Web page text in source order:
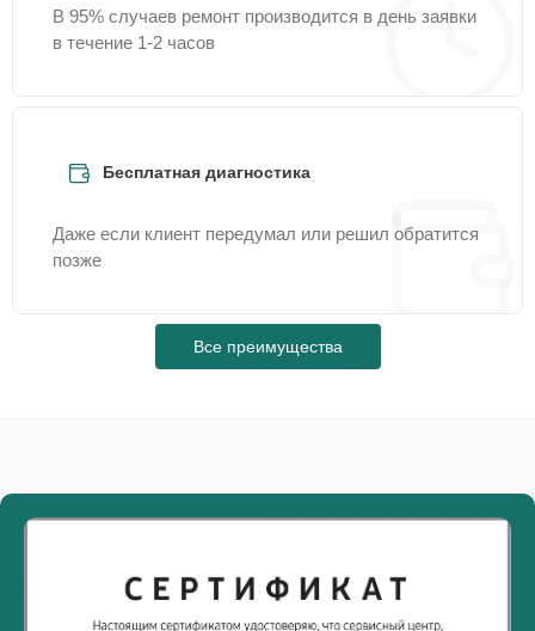
В 95% случаев ремонт производится в день заявки
в течение 1-2 часов
Бесплатная диагностика
Даже если клиент передумал или решил обратится
позже
Все преимущества